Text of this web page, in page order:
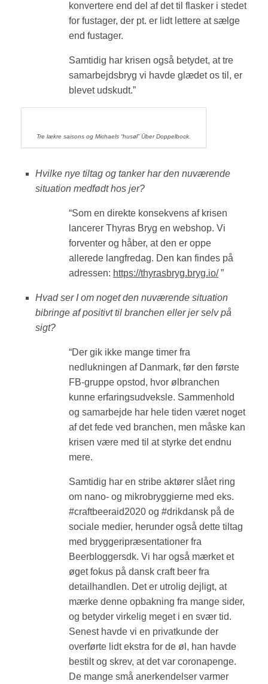
konvertere end del af det til flasker i stedet
for fustager, der pt. er lidt lettere at sælge
end fustager.
Samtidig har krisen også betydet, at tre
samarbejdsbryg vi havde glædet os til, er
blevet udskudt.”
Tre lækre saisons og Michaels “husøl” Über Doppelbock.
Hvilke nye tiltag og tanker har den nuværende
situation medfødt hos jer?
“Som en direkte konsekvens af krisen
lancerer Thyras Bryg en webshop. Vi
forventer og håber, at den er oppe
allerede langfredag. Den kan findes på
adressen: https://thyrasbryg.bryg.io/”
Hvad ser I om noget den nuværende situation
bibringe af positivt til branchen eller jer selv på
sigt?
“Der gik ikke mange timer fra
nedlukningen af Danmark, før den første
FB-gruppe opstod, hvor ølbranchen
kunne erfaringsudveksle. Sammenhold
og samarbejde har hele tiden været noget
af det fede ved branchen, men måske kan
krisen være med til at styrke det endnu
mere.
Samtidig har en stribe aktører slået ring
om nano- og mikrobryggierne med eks.
#craftbeeraid2020 og #drikdansk på de
sociale medier, herunder også dette tiltag
med bryggeripræsentationer fra
Beerbloggersdk. Vi har også mærket et
øget fokus på dansk craft beer fra
detailhandlen. Det er utrolig dejligt, at
mærke denne opbakning fra mange sider,
og betyder virkelig meget i en svær tid.
Senest havde vi en privatkunde der
overførte lidt ekstra for de øl, han havde
bestilt og skrev, at det var coronapenge.
De mange små anerkendelser varmer